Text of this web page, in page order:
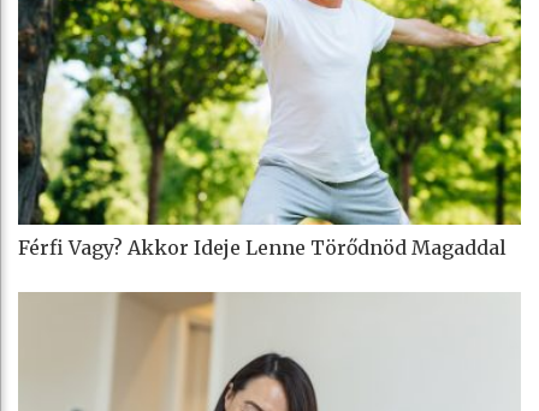
Férfi Vagy? Akkor Ideje Lenne Törődnöd Magaddal